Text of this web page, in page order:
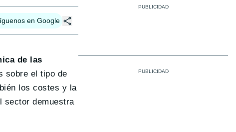
en Google
de las
sobre el tipo de
los costes y la
sector demuestra